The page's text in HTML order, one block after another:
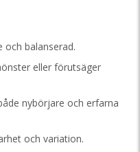
och balanserad.
eller förutsäger
nybörjare och erfarna
och variation.